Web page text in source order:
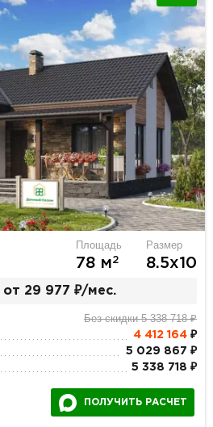
Площадь
78 м2
Размер
8.5х10
от 29 977 ₽/мес.
Без скидки 5 338 718 ₽
4 412 164₽
5 029 867 ₽
5 338 718 ₽
ПОЛУЧИТЬ РАСЧЕТ